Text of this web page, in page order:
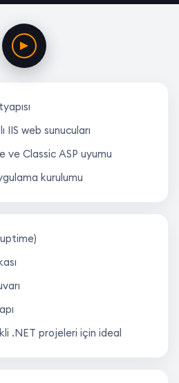
IIS web sunucuları
ve Classic ASP uyumu
kurulumu
.NET projeleri için ideal